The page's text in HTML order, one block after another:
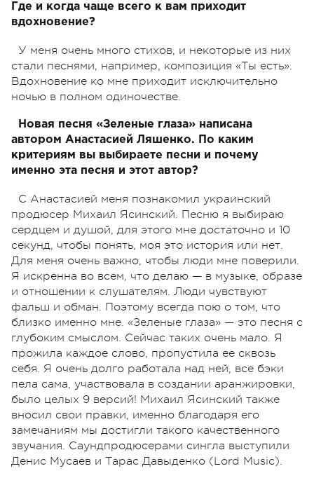
Где и когда чаще всего к вам приходит
вдохновение?
У меня очень много стихов, и некоторые из них
стали песнями, например, композиция «Ты есть».
Вдохновение ко мне приходит исключительно
ночью в полном одиночестве.
Новая песня «Зеленые глаза» написана
автором Анастасией Ляшенко. По каким
критериям вы выбираете песни и почему
именно эта песня и этот автор?
С Анастасией меня познакомил украинский
продюсер Михаил Ясинский. Песню я выбираю
сердцем и душой, для этого мне достаточно и 10
секунд, чтобы понять, моя это история или нет.
Для меня очень важно, чтобы люди мне поверили.
Я искренна во всем, что делаю — в музыке, образе
и отношении к слушателям. Люди чувствуют
фальш и обман. Поэтому всегда пою о том, что
близко именно мне. «Зеленые глаза» — это песня с
глубоким смыслом. Сейчас таких очень мало. Я
прожила каждое слово, пропустила ее сквозь
себя. Я очень долго работала над ней, все бэки
пела сама, участвовала в создании аранжировки,
было целых 9 версий! Михаил Ясинский также
вносил свои правки, именно благодаря его
замечаниям мы достигли такого качественного
звучания. Саундпродюсерами сингла выступили
Денис Мусаев и Тарас Давыденко (Lord Music).